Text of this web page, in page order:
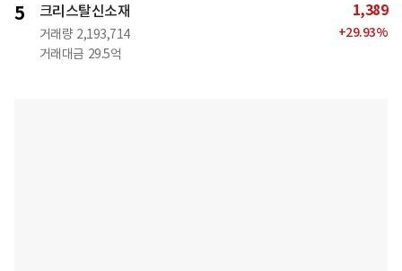
5 크리스탈신소재
거래량 2,193,714
거래대금 29.5억
1,389
+29.93%